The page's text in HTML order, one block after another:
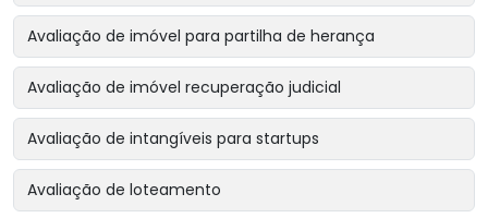
Avaliação de imóvel para partilha de herança
Avaliação de imóvel recuperação judicial
Avaliação de intangíveis para startups
Avaliação de loteamento